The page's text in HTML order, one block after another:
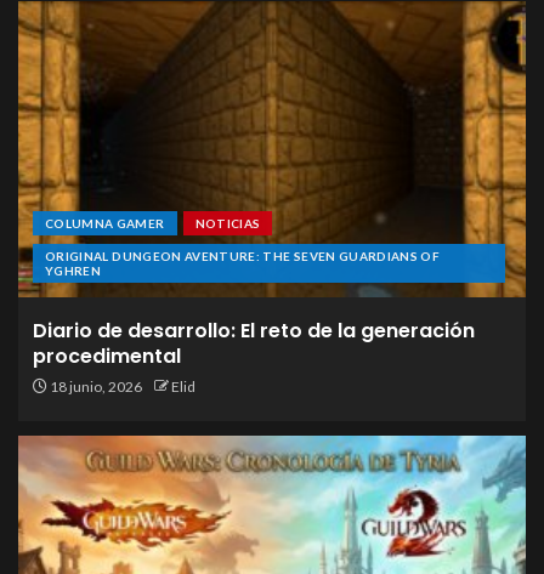
COLUMNA GAMER NOTICIAS
ORIGINAL DUNGEON AVENTURE: THE SEVEN GUARDIANS OF
YGHREN
Diario de desarrollo: El reto de la generación
procedimental
18 junio, 2026 Elid